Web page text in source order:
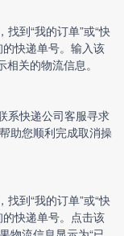
到“我的订单”或“快
快递单号。输入该
关的物流信息。
系快递公司客服寻求
助您顺利完成取消操
到“我的订单”或“快
快递单号。点击该